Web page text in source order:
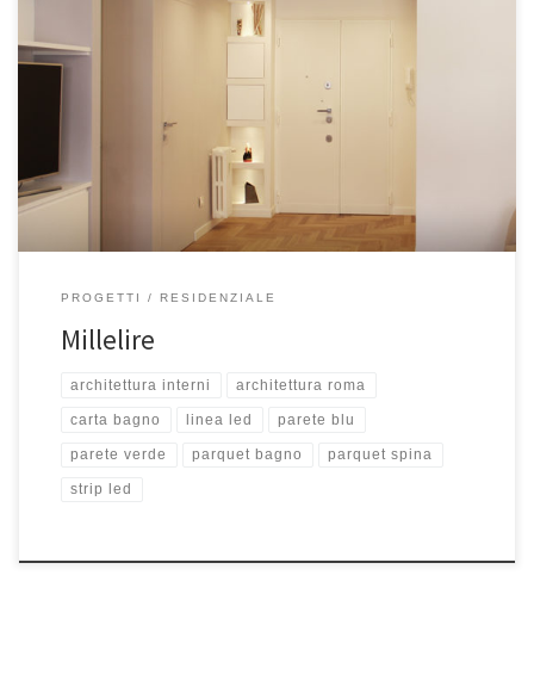
• Luogo: Roma, Italia • Dimensioni: 100 mq Linee geometriche, carte
da parati e attenzione all’illuminazione caratterizzano questo
moderno appartamento romano, che ambisce all’open space pur
mantenendo un’invisibile linea di separazione tra il soggiorno e le
zone a servizi. La zona giorno dell’immobile si distingue per
PROGETTI RESIDENZIALE
Millelire
architettura interni architettura roma
carta bagno linea led parete blu
parete verde parquet bagno parquet spina
strip led